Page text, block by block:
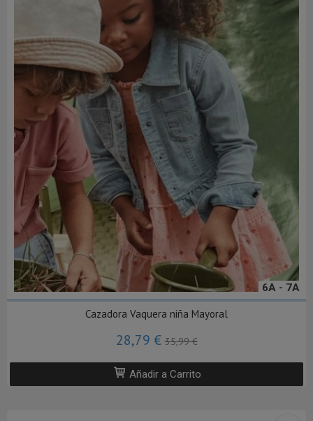
6A - 7A
Cazadora Vaquera niña Mayoral
28,79 €35,99 €
Añadir a Carrito